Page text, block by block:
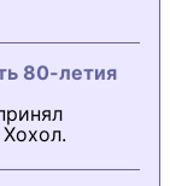
80-летия